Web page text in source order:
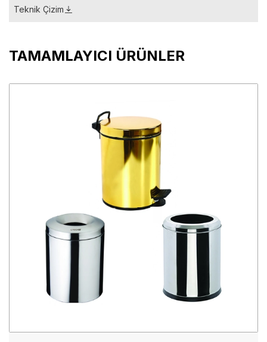
Teknik Çizim
TAMAMLAYICI ÜRÜNLER